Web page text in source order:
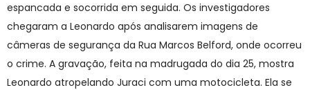
espancada e socorrida em seguida. Os investigadores
chegaram a Leonardo após analisarem imagens de
câmeras de segurança da Rua Marcos Belford, onde ocorreu
o crime. A gravação, feita na madrugada do dia 25, mostra
Leonardo atropelando Juraci com uma motocicleta. Ela se